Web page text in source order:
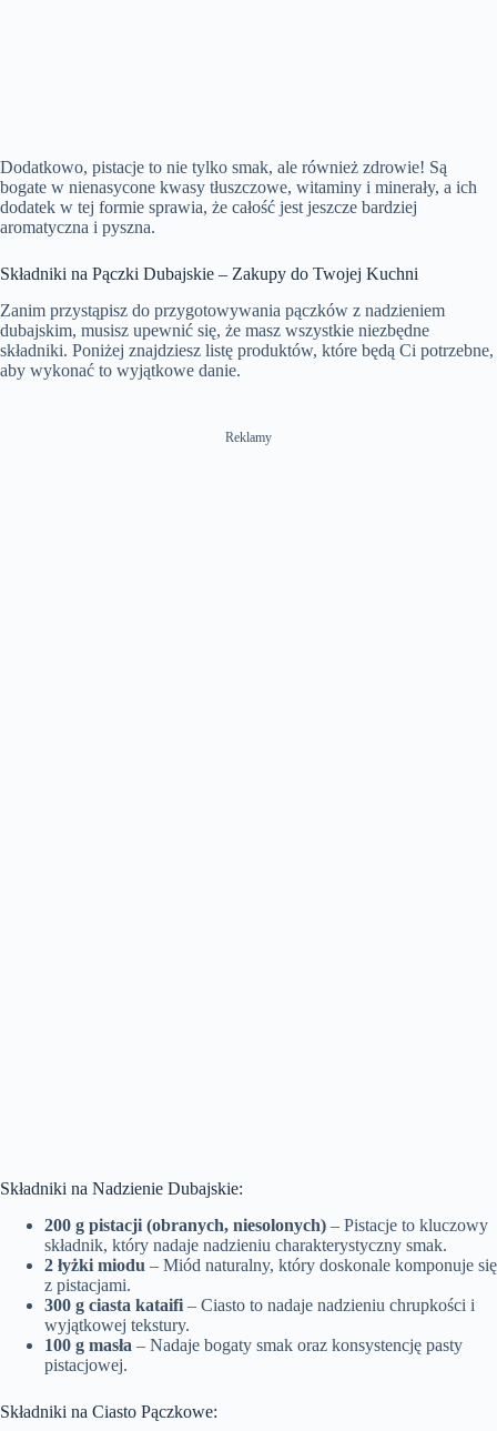
Dodatkowo, pistacje to nie tylko smak, ale również zdrowie! Są
bogate w nienasycone kwasy tłuszczowe, witaminy i minerały, a ich
dodatek w tej formie sprawia, że całość jest jeszcze bardziej
aromatyczna i pyszna.
Składniki na Pączki Dubajskie – Zakupy do Twojej Kuchni
Zanim przystąpisz do przygotowywania pączków z nadzieniem
dubajskim, musisz upewnić się, że masz wszystkie niezbędne
składniki. Poniżej znajdziesz listę produktów, które będą Ci potrzebne,
aby wykonać to wyjątkowe danie.
Reklamy
Składniki na Nadzienie Dubajskie:
200 g pistacji (obranych, niesolonych) – Pistacje to kluczowy
składnik, który nadaje nadzieniu charakterystyczny smak.
2 łyżki miodu – Miód naturalny, który doskonale komponuje się
z pistacjami.
300 g ciasta kataifi – Ciasto to nadaje nadzieniu chrupkości i
wyjątkowej tekstury.
100 g masła – Nadaje bogaty smak oraz konsystencję pasty
pistacjowej.
Składniki na Ciasto Pączkowe: